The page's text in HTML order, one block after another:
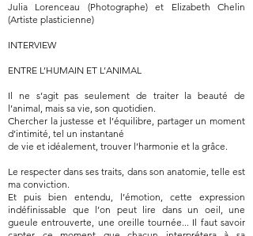
Julia Lorenceau (Photographe) et Elizabeth Chelin
(Artiste plasticienne)
INTERVIEW
ENTRE L’HUMAIN ET L’ANIMAL
Il ne s’agit pas seulement de traiter la beauté de
l’animal, mais sa vie, son quotidien.
Chercher la justesse et l’équilibre, partager un moment
d’intimité, tel un instantané
de vie et idéalement, trouver l’harmonie et la grâce.
Le respecter dans ses traits, dans son anatomie, telle est
ma conviction.
Et puis bien entendu, l’émotion, cette expression
indéfinissable que l’on peut lire dans un oeil, une
gueule entrouverte, une oreille tournée... Il faut savoir